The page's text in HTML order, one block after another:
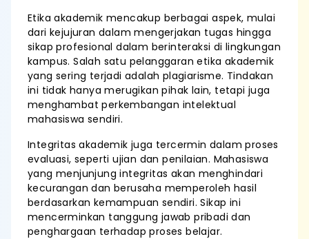
Etika akademik mencakup berbagai aspek, mulai
dari kejujuran dalam mengerjakan tugas hingga
sikap profesional dalam berinteraksi di lingkungan
kampus. Salah satu pelanggaran etika akademik
yang sering terjadi adalah plagiarisme. Tindakan
ini tidak hanya merugikan pihak lain, tetapi juga
menghambat perkembangan intelektual
mahasiswa sendiri.
Integritas akademik juga tercermin dalam proses
evaluasi, seperti ujian dan penilaian. Mahasiswa
yang menjunjung integritas akan menghindari
kecurangan dan berusaha memperoleh hasil
berdasarkan kemampuan sendiri. Sikap ini
mencerminkan tanggung jawab pribadi dan
penghargaan terhadap proses belajar.